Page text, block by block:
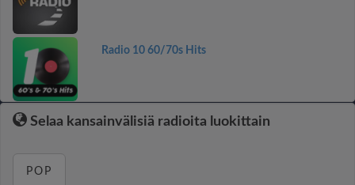
Radio 10 60/70s Hits
Selaa kansainvälisiä radioita luokittain
POP